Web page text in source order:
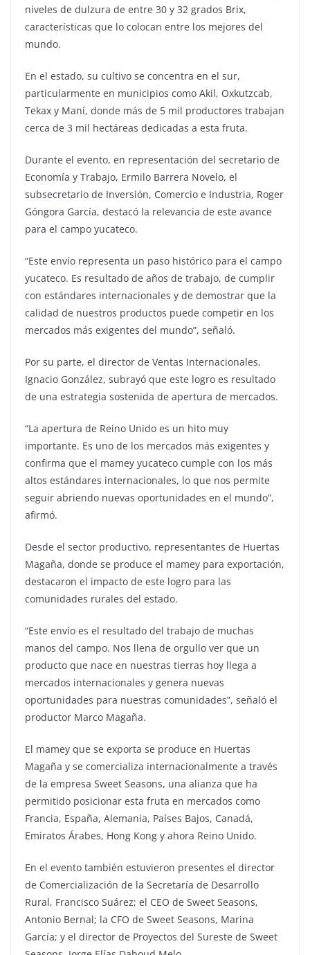
niveles de dulzura de entre 30 y 32 grados Brix,
características que lo colocan entre los mejores del
mundo.
En el estado, su cultivo se concentra en el sur,
particularmente en municipios como Akil, Oxkutzcab,
Tekax y Maní, donde más de 5 mil productores trabajan
cerca de 3 mil hectáreas dedicadas a esta fruta.
Durante el evento, en representación del secretario de
Economía y Trabajo, Ermilo Barrera Novelo, el
subsecretario de Inversión, Comercio e Industria, Roger
Góngora García, destacó la relevancia de este avance
para el campo yucateco.
“Este envío representa un paso histórico para el campo
yucateco. Es resultado de años de trabajo, de cumplir
con estándares internacionales y de demostrar que la
calidad de nuestros productos puede competir en los
mercados más exigentes del mundo”, señaló.
Por su parte, el director de Ventas Internacionales,
Ignacio González, subrayó que este logro es resultado
de una estrategia sostenida de apertura de mercados.
“La apertura de Reino Unido es un hito muy
importante. Es uno de los mercados más exigentes y
confirma que el mamey yucateco cumple con los más
altos estándares internacionales, lo que nos permite
seguir abriendo nuevas oportunidades en el mundo”,
afirmó.
Desde el sector productivo, representantes de Huertas
Magaña, donde se produce el mamey para exportación,
destacaron el impacto de este logro para las
comunidades rurales del estado.
“Este envío es el resultado del trabajo de muchas
manos del campo. Nos llena de orgullo ver que un
producto que nace en nuestras tierras hoy llega a
mercados internacionales y genera nuevas
oportunidades para nuestras comunidades”, señaló el
productor Marco Magaña.
El mamey que se exporta se produce en Huertas
Magaña y se comercializa internacionalmente a través
de la empresa Sweet Seasons, una alianza que ha
permitido posicionar esta fruta en mercados como
Francia, España, Alemania, Países Bajos, Canadá,
Emiratos Árabes, Hong Kong y ahora Reino Unido.
En el evento también estuvieron presentes el director
de Comercialización de la Secretaría de Desarrollo
Rural, Francisco Suárez; el CEO de Sweet Seasons,
Antonio Bernal; la CFO de Sweet Seasons, Marina
García; y el director de Proyectos del Sureste de Sweet